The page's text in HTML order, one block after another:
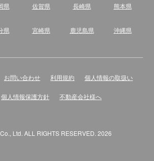
県 佐賀県 長崎県 熊本県
県 宮崎県 鹿児島県 沖縄県
お問い合わせ 利用規約 個人情報の取扱い
個人情報保護方針 不動産会社様へ
Ltd. ALL RIGHTS RESERVED. 2026